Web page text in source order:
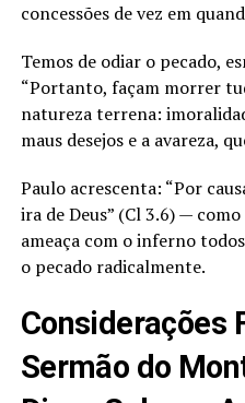
concessões de vez em
Temos de odiar o pecado,
“Portanto, façam morrer
natureza terrena:
maus desejos e a avareza,
Paulo acrescenta: “Por
ira de Deus” (Cl 3.6) —
ameaça com o inferno
o pecado radicalmente.
Considerações
Sermão do